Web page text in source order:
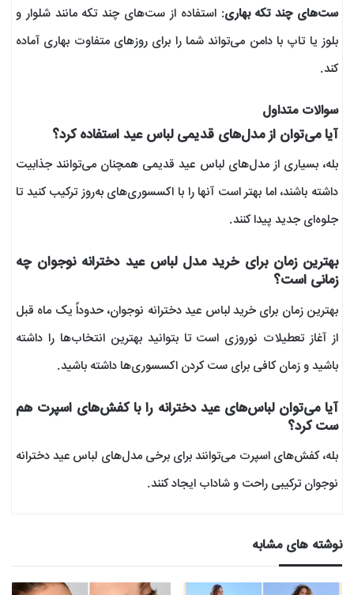
ست‌های چند تکه بهاری: استفاده از ست‌های چند تکه مانند شلوار و
بلوز یا تاپ با دامن می‌تواند شما را برای روزهای متفاوت بهاری آماده
کند.
سوالات متداول
آیا می‌توان از مدل‌های قدیمی لباس عید استفاده کرد؟
بله، بسیاری از مدل‌های لباس عید قدیمی همچنان می‌توانند جذابیت
داشته باشند، اما بهتر است آنها را با اکسسوری‌های به‌روز ترکیب کنید تا
جلوه‌ای جدید پیدا کنند.
بهترین زمان برای خرید مدل لباس عید دخترانه نوجوان چه
زمانی است؟
بهترین زمان برای خرید لباس عید دخترانه نوجوان، حدوداً یک ماه قبل
از آغاز تعطیلات نوروزی است تا بتوانید بهترین انتخاب‌ها را داشته
باشید و زمان کافی برای ست کردن اکسسوری‌ها داشته باشید.
آیا می‌توان لباس‌های عید دخترانه را با کفش‌های اسپرت هم
ست کرد؟
بله، کفش‌های اسپرت می‌توانند برای برخی مدل‌های لباس عید دخترانه
نوجوان ترکیبی راحت و شاداب ایجاد کنند.
نوشته های مشابه